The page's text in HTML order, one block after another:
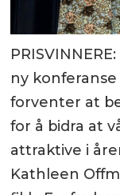
ny
forventer at
for å bidra at
attraktive i
Kathleen